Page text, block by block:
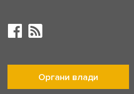
Органи влади